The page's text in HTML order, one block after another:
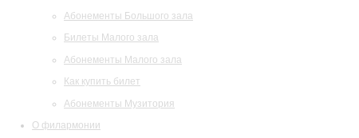
Абонементы Большого зала
Билеты Малого зала
Абонементы Малого зала
Как купить билет
Абонементы Музитория
О филармонии